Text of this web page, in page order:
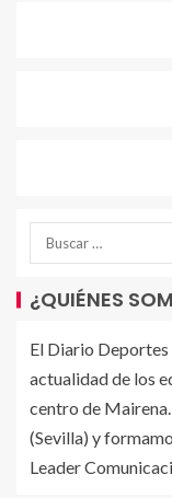
¿QUIÉNES
El Diario
actualidad de los
centro de
(Sevilla) y
Leader